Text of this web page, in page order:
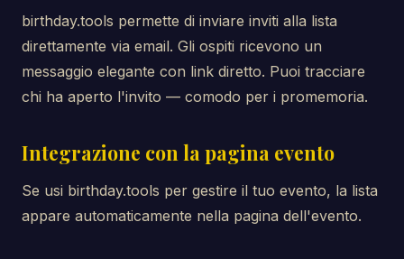
birthday.tools permette di inviare inviti alla lista
direttamente via email. Gli ospiti ricevono un
messaggio elegante con link diretto. Puoi tracciare
chi ha aperto l'invito — comodo per i promemoria.
Integrazione con la pagina evento
Se usi birthday.tools per gestire il tuo evento, la lista
appare automaticamente nella pagina dell'evento.